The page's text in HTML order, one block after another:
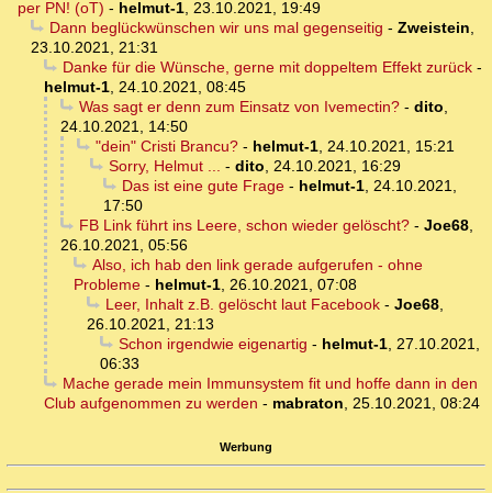
per PN! (oT) - helmut-1, 23.10.2021, 19:49
Dann beglückwünschen wir uns mal gegenseitig - Zweistein,
23.10.2021, 21:31
Danke für die Wünsche, gerne mit doppeltem Effekt zurück-
helmut-1, 24.10.2021, 08:45
Was sagt er denn zum Einsatz von Ivemectin?- dito,
24.10.2021, 14:50
"dein" Cristi Brancu?- helmut-1, 24.10.2021, 15:21
Sorry, Helmut ... - dito, 24.10.2021, 16:29
Das ist eine gute Frage- helmut-1, 24.10.2021,
17:50
FB Link führt ins Leere, schon wieder gelöscht?- Joe68,
26.10.2021, 05:56
Also, ich hab den link gerade aufgerufen - ohne
Probleme - helmut-1, 26.10.2021, 07:08
Leer, Inhalt z.B. gelöscht laut Facebook- Joe68,
26.10.2021, 21:13
Schon irgendwie eigenartig - helmut-1, 27.10.2021,
06:33
Mache gerade mein Immunsystem fit und hoffe dann in den
Club aufgenommen zu werden - mabraton, 25.10.2021, 08:24
Werbung